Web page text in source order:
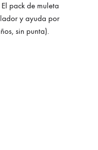
pack de muleta
y ayuda por
sin punta).